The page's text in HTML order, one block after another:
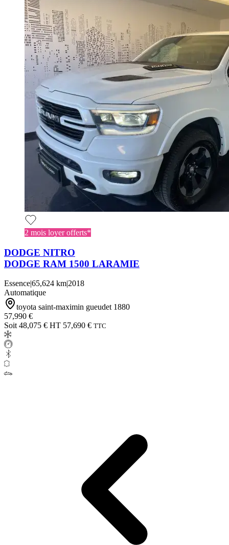
2 mois loyer offerts*
DODGE NITRO
DODGE RAM 1500 LARAMIE
Essence|65,624 km|2018
Automatique
toyota saint-maximin gueudet 1880
57,990 €
Soit 48,075 € HT 57,690 € TTC